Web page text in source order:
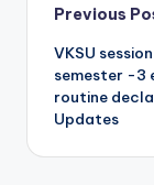
Previous
VKSU
semester -3
routine
Updates